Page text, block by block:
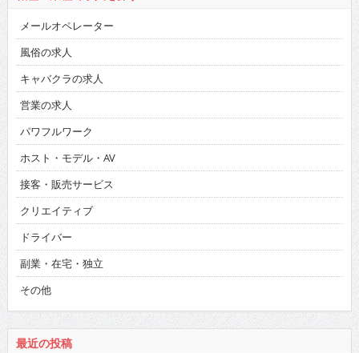
メールオペレーター
風俗の求人
キャバクラの求人
営業の求人
パワフルワーク
ホスト・モデル・AV
接客・販売サービス
クリエイティブ
ドライバー
副業・在宅・独立
その他
最近の投稿